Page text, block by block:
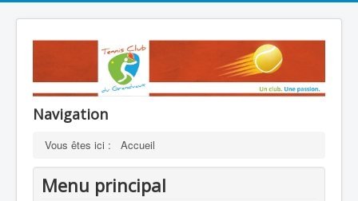
Navigation
Vous êtes ici : Accueil
Menu principal